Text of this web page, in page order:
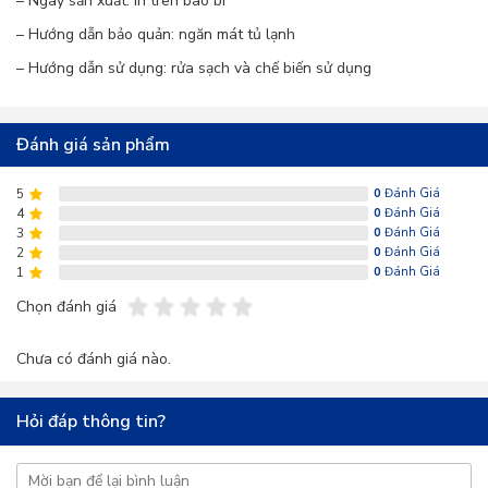
Kali:Giúp điều hòa huyết áp, tốt cho tim mạch.
Glucosinolate:
mẽ, giúp bảo vệ cơ thể khỏi tác hại của gốc tự
3. Lợi ích sức khỏe của củ cải Hàn Quốc
Tăng cường hệ miễn dịch:
cải Hàn Quốc giúp tăng cường hệ miễn
dịch, chống lại các bệnh cảm cúm, ho, sốt.
Hỗ trợ tiêu hóa:Chất xơ trong củ cải Hàn Quốc
– Hướng dẫn bảo quản: ngăn mát tủ lạnh
– Hướng dẫn sử dụng: rửa sạch và chế biến sử dụng
Đánh giá sản phẩm
5 0 Đánh Giá
4 0 Đánh Giá
3 0 Đánh Giá
2 0 Đánh Giá
1 0 Đánh Giá
Chọn đánh giá
Chưa có đánh giá nào.
Hỏi đáp thông tin?